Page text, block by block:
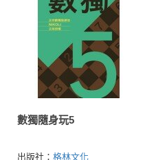
數獨隨身玩5
出版社： 格林文化